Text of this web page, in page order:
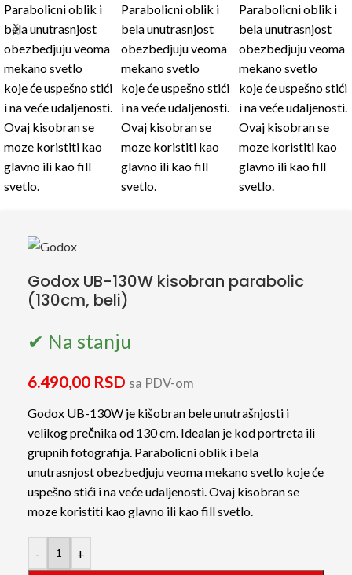
Godox UB-130W kisobran parabolic
(130cm, beli)
✔ Na stanju
6.490,00 RSD sa PDV-om
Godox UB-130W je kišobran bele unutrašnjosti i
velikog prečnika od 130 cm. Idealan je kod portreta ili
grupnih fotografija. Parabolicni oblik i bela
unutrasnjost obezbedjuju veoma mekano svetlo koje će
uspešno stići i na veće udaljenosti. Ovaj kisobran se
moze koristiti kao glavno ili kao fill svetlo.
- +